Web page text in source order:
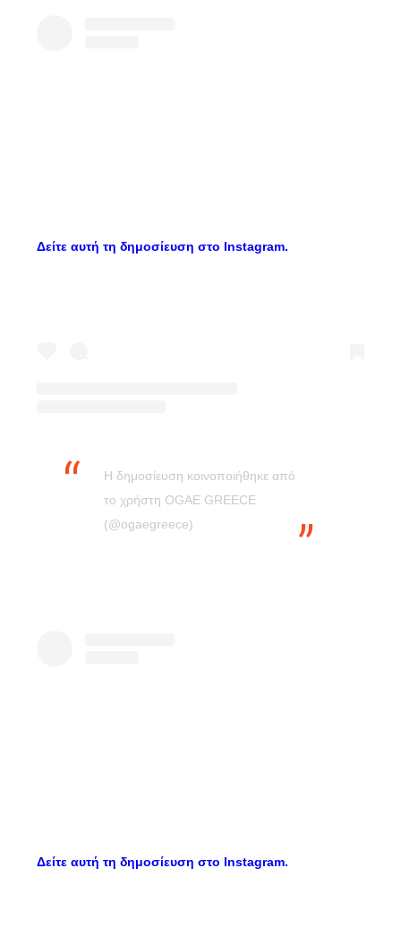
Δείτε αυτή τη δημοσίευση στο Instagram.
Η δημοσίευση κοινοποιήθηκε από
το χρήστη OGAE GREECE
(@ogaegreece)
Δείτε αυτή τη δημοσίευση στο Instagram.